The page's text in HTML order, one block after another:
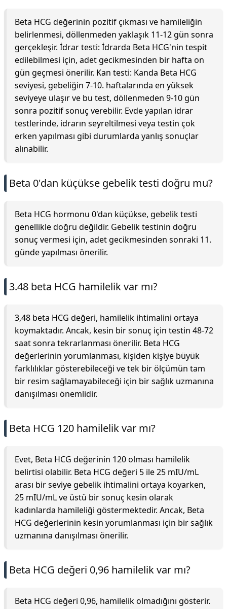
Beta HCG değerinin pozitif çıkması ve hamileliğin
belirlenmesi, döllenmeden yaklaşık 11-12 gün sonra
gerçekleşir. İdrar testi: İdrarda Beta HCG'nin tespit
edilebilmesi için, adet gecikmesinden bir hafta on
gün geçmesi önerilir. Kan testi: Kanda Beta HCG
seviyesi, gebeliğin 7-10. haftalarında en yüksek
seviyeye ulaşır ve bu test, döllenmeden 9-10 gün
sonra pozitif sonuç verebilir. Evde yapılan idrar
testlerinde, idrarın seyreltilmesi veya testin çok
erken yapılması gibi durumlarda yanlış sonuçlar
alınabilir.
Beta 0'dan küçükse gebelik testi doğru mu?
Beta HCG hormonu 0'dan küçükse, gebelik testi
genellikle doğru değildir. Gebelik testinin doğru
sonuç vermesi için, adet gecikmesinden sonraki 11.
günde yapılması önerilir.
3.48 beta HCG hamilelik var mı?
3,48 beta HCG değeri, hamilelik ihtimalini ortaya
koymaktadır. Ancak, kesin bir sonuç için testin 48-72
saat sonra tekrarlanması önerilir. Beta HCG
değerlerinin yorumlanması, kişiden kişiye büyük
farklılıklar gösterebileceği ve tek bir ölçümün tam
bir resim sağlamayabileceği için bir sağlık uzmanına
danışılması önemlidir.
Beta HCG 120 hamilelik var mı?
Evet, Beta HCG değerinin 120 olması hamilelik
belirtisi olabilir. Beta HCG değeri 5 ile 25 mIU/mL
arası bir seviye gebelik ihtimalini ortaya koyarken,
25 mIU/mL ve üstü bir sonuç kesin olarak
kadınlarda hamileliği göstermektedir. Ancak, Beta
HCG değerlerinin kesin yorumlanması için bir sağlık
uzmanına danışılması önerilir.
Beta HCG değeri 0,96 hamilelik var mı?
Beta HCG değeri 0,96, hamilelik olmadığını gösterir.